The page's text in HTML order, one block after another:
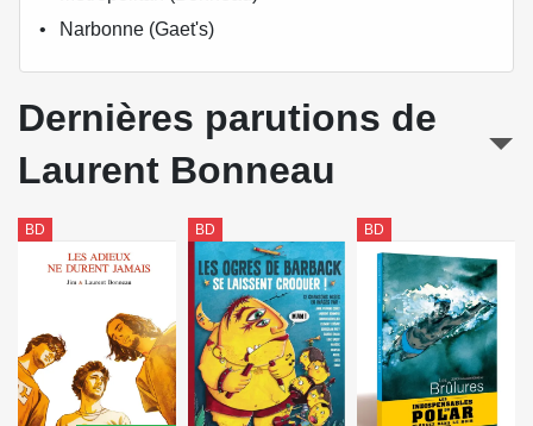
Narbonne (Gaet's)
Dernières parutions de
Laurent Bonneau
BD BD BD